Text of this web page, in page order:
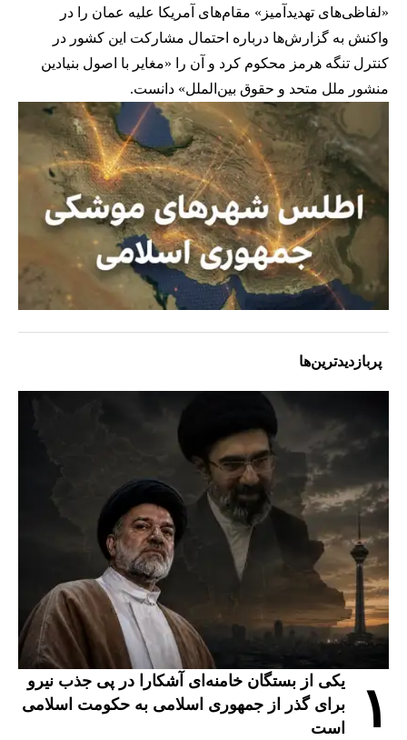
«لفاظی‌های تهدیدآمیز» مقام‌های آمریکا علیه عمان را در
واکنش به گزارش‌ها درباره احتمال مشارکت این کشور در
کنترل تنگه هرمز محکوم کرد و آن را «مغایر با اصول بنیادین
منشور ملل متحد و حقوق بین‌الملل» دانست.
پربازدیدترین‌ها
۱
یکی از بستگان خامنه‌ای آشکارا در پی جذب نیرو
برای گذر از جمهوری اسلامی به حکومت اسلامی
است